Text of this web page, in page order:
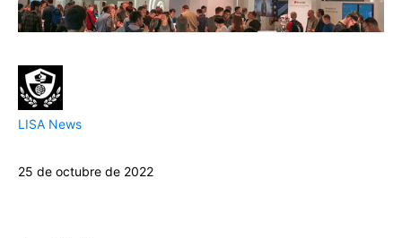
LISA News
25 de octubre de 2022